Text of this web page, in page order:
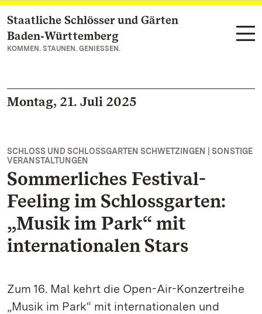
Zum Hauptinhalt springen
Staatliche Schlösser und Gärten
Baden‑Württemberg
KOMMEN. STAUNEN. GENIESSEN.
Montag, 21. Juli 2025
SCHLOSS UND SCHLOSSGARTEN SCHWETZINGEN | SONSTIGE
VERANSTALTUNGEN
Sommerliches Festival-
Feeling im Schlossgarten:
„Musik im Park“ mit
internationalen Stars
Zum 16. Mal kehrt die Open-Air-Konzertreihe
„Musik im Park“ mit internationalen und